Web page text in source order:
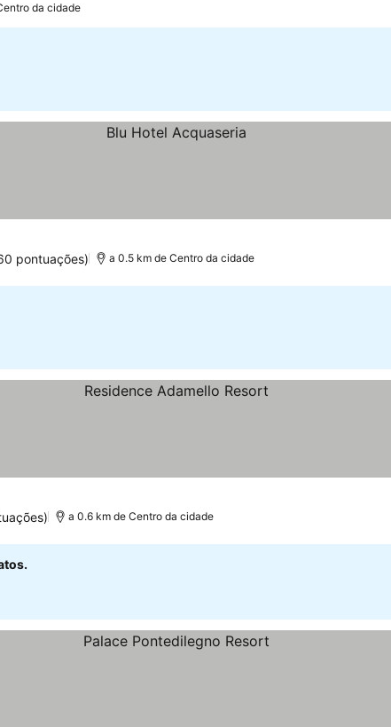
da cidade
pontuações) a 0.5 km de Centro da cidade
a 0.6 km de Centro da cidade